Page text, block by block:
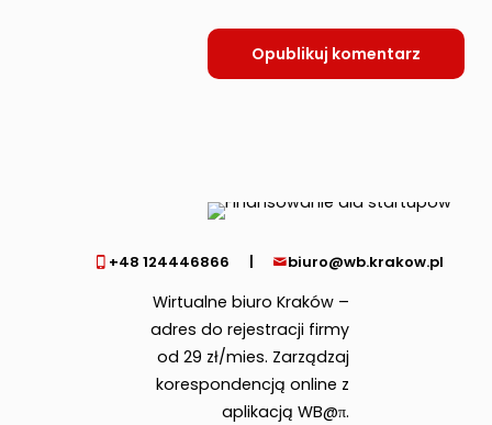
+48 124446866 biuro@wb.krakow.pl
Wirtualne biuro Kraków –
adres do rejestracji firmy
od 29 zł/mies. Zarządzaj
korespondencją online z
aplikacją WB@π.